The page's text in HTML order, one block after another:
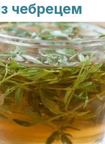
чебрецем